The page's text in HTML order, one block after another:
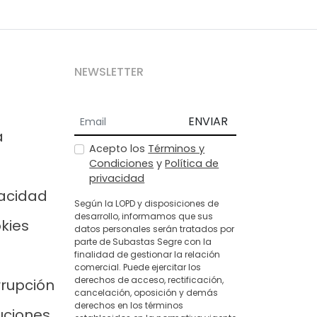
NEWSLETTER
ENVIAR
Acepto los Términos y
Condiciones yPolítica de
privacidad
Según la LOPD y disposiciones de
desarrollo, informamos que sus
datos personales serán tratados por
parte de Subastas Segre con la
finalidad de gestionar la relación
comercial. Puede ejercitar los
derechos de acceso, rectificación,
cancelación, oposición y demás
derechos en los términos